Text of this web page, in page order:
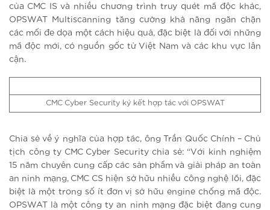
của CMC IS và nhiều chương trình truy quét mã độc khác,
OPSWAT Multiscanning tăng cường khả năng ngăn chặn
các mối đe dọa một cách hiệu quả, đặc biệt là đối với những
mã độc mới, có nguồn gốc từ Việt Nam và các khu vực lân
cận.
CMC Cyber Security ký kết hợp tác với OPSWAT
Chia sẻ về ý nghĩa của hợp tác, ông Trần Quốc Chính – Chủ
tịch công ty CMC Cyber Security chia sẻ: “Với kinh nghiệm
15 năm chuyên cung cấp các sản phẩm và giải pháp an toàn
an ninh mạng, CMC CS hiện sở hữu nhiều công nghệ lõi, đặc
biệt là một trong số ít đơn vị sở hữu engine chống mã độc.
OPSWAT là một công ty an ninh mạng đặc biệt đang cung